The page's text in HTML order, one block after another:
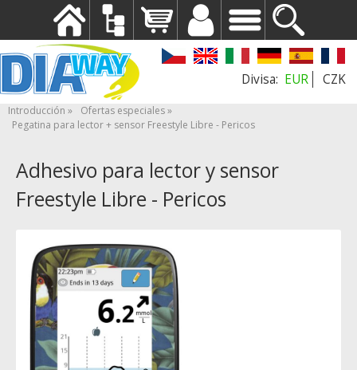
EUR CZK
Introducción
Ofertas especiales
Pegatina para lector + sensor Freestyle Libre - Pericos
Adhesivo para lector y sensor
Freestyle Libre - Pericos